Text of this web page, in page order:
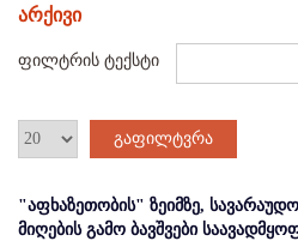
არქივი
ფილტრის ტექსტი
გაფილტვრა
"აფხაზეთობის" ზეიმზე,
მიღების გამო ბავშვები